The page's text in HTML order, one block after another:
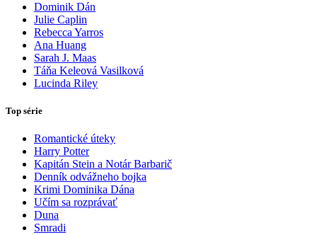
Dominik Dán
Julie Caplin
Rebecca Yarros
Ana Huang
Sarah J. Maas
Táňa Keleová Vasilková
Lucinda Riley
Top série
Romantické úteky
Harry Potter
Kapitán Stein a Notár Barbarič
Denník odvážneho bojka
Krimi Dominika Dána
Učím sa rozprávať
Duna
Smradi